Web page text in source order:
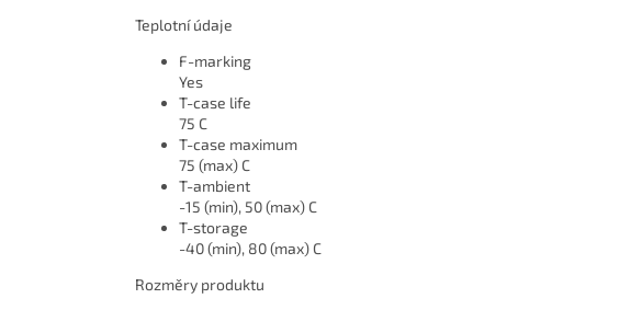
Teplotní údaje
F-marking
Yes
T-case life
75 C
T-case maximum
75 (max) C
T-ambient
-15 (min), 50 (max) C
T-storage
-40 (min), 80 (max) C
Rozměry produktu